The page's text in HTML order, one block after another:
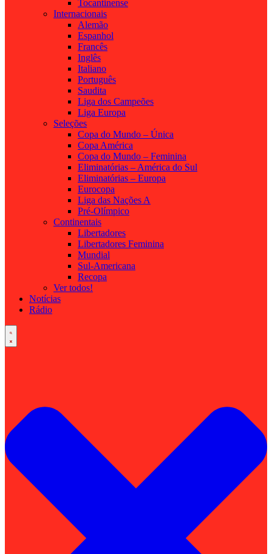
Tocantinense
Internacionais
Alemão
Espanhol
Francês
Inglês
Italiano
Português
Saudita
Liga dos Campeões
Liga Europa
Seleções
Copa do Mundo – Única
Copa América
Copa do Mundo – Feminina
Eliminatórias – América do Sul
Eliminatórias – Europa
Eurocopa
Liga das Nações A
Pré-Olímpico
Continentais
Libertadores
Libertadores Feminina
Mundial
Sul-Americana
Recopa
Ver todos!
Notícias
Rádio